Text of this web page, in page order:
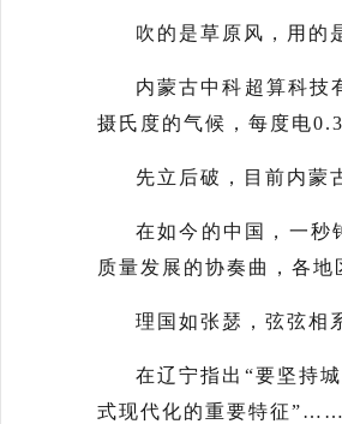
吹的是草原风，用的
内蒙古中科超算科技
摄氏度的气候，每度电
先立后破，目前内蒙
在如今的中国，一秒
质量发展的协奏曲，各
理国如张瑟，弦弦相
在辽宁指出“要坚持
式现代化的重要特征